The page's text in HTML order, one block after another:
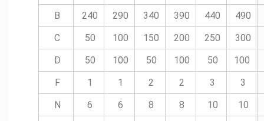
B
240 290 340 390 440
490
C
50 100 150 200 250 300
D
50 100 50 100 50
100
F
1 1 2 2 3
3
N
6 6 8 8 10
10